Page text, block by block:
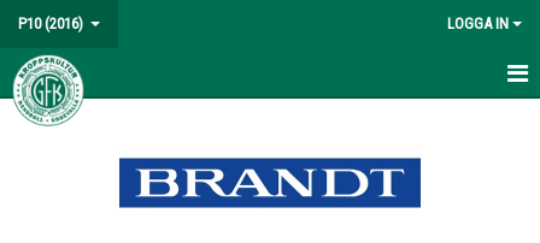
P10 (2016) LOGGA IN
HEM